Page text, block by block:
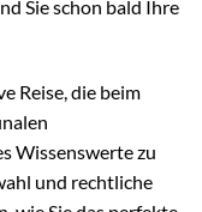
Sie schon bald Ihre
Reise, die beim
Wissenswerte zu
und rechtliche